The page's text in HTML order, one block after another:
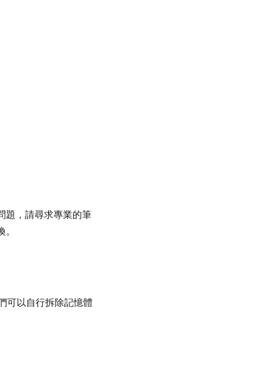
題，請尋求專業的筆
可以自行拆除記憶體